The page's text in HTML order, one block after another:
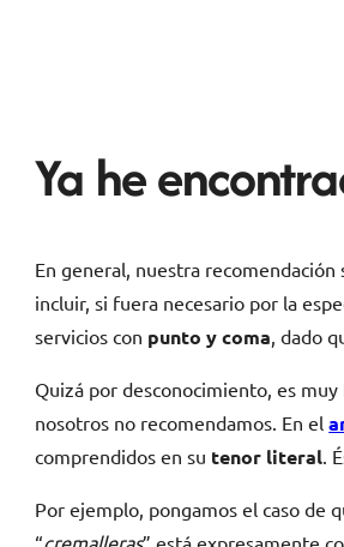
Ya he
En general, nuestra
incluir, si fuera necesario por la
servicios con punto y coma, dado
Quizá por desconocimiento, es
nosotros no recomendamos. En el
comprendidos en su tenor literal.
Por ejemplo, pongamos el caso de